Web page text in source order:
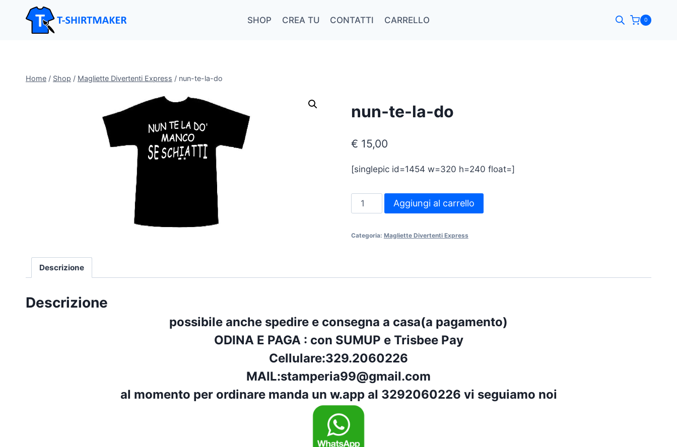
contenuto
SHOP CREA TU CONTATTI CARRELLO 0
Home / Shop / Magliette Divertenti Express / nun-te-la-do
nun-te-la-do
€ 15,00
[singlepic id=1454 w=320 h=240 float=]
nun-
te-
do
Aggiungi al carrello
Categoria: Magliette Divertenti Express
Descrizione
Descrizione
possibile anche spedire e consegna a casa(a pagamento)
ODINA E PAGA : con SUMUP eTrisbee Pay
Cellulare:329.2060226
MAIL:stamperia99@gmail.com
al momento per ordinare manda un w.app al 3292060226 vi seguiamo noi